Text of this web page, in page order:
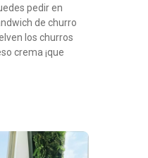
pedir en
de churro
los churros
crema ¡que